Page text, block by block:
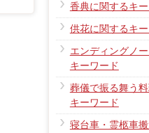
香典に関するキ
供花に関するキ
エンディングノ
キーワード
葬儀で振る舞う
キーワード
寝台車・霊柩車